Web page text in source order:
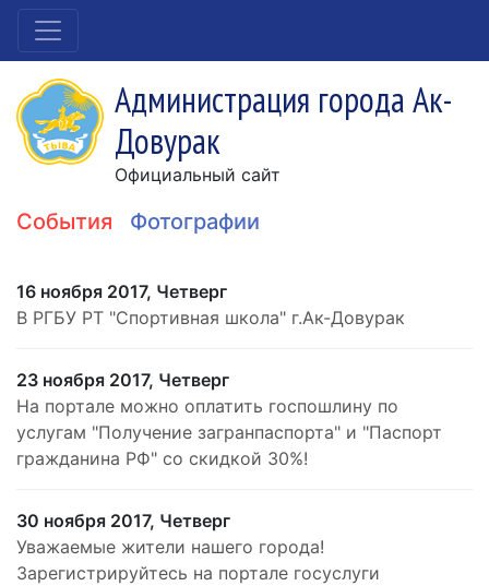
Администрация города Ак-
Довурак
Официальный сайт
События Фотографии
16 ноября 2017, Четверг
В РГБУ РТ "Спортивная школа" г.Ак-Довурак
23 ноября 2017, Четверг
На портале можно оплатить госпошлину по
услугам "Получение загранпаспорта" и "Паспорт
гражданина РФ" со скидкой 30%!
30 ноября 2017, Четверг
Уважаемые жители нашего города!
Зарегистрируйтесь на портале госуслуги